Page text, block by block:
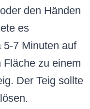
den Händen
es
7 Minuten auf
zu einem
Der Teig sollte